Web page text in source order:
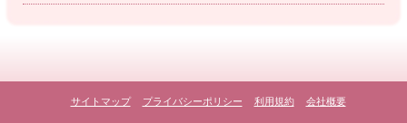
サイトマップ プライバシーポリシー 利用規約 会社概要